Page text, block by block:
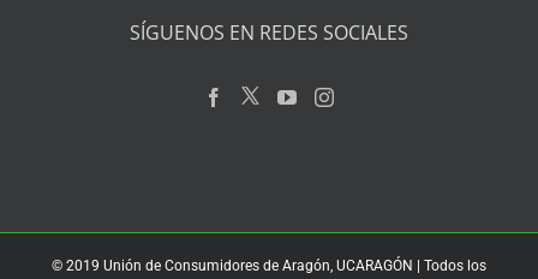
SÍGUENOS EN REDES SOCIALES
© 2019 Unión de Consumidores de Aragón, UCARAGÓN | Todos los